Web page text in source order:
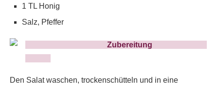
1 TL Honig
Salz, Pfeffer
Zubereitung
Den Salat waschen, trockenschütteln und in eine